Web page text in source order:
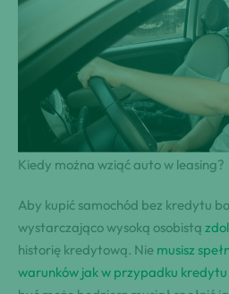
Kiedy można wziąć auto w leasing?
Aby kupić samochód bez kredytu
wystarczająco wysoką osobistą
historię kredytową. Nie musisz
warunków jak w przypadku kredytu